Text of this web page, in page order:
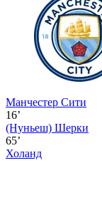
Манчестер Сити
16’
(Нуньеш) Шерки
65’
Холанд